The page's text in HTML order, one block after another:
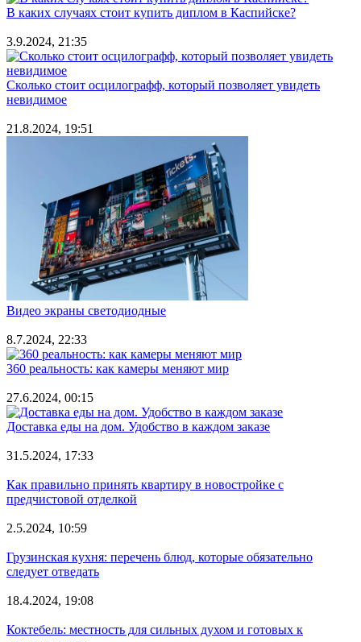
В каких случаях стоит купить диплом в Каспийске?
3.9.2024, 21:35
Сколько стоит осцилографф, который позволяет увидеть
невидимое
21.8.2024, 19:51
Видео экраны светодиодные
8.7.2024, 22:33
360 реальность: как камеры меняют мир
27.6.2024, 00:15
Доставка еды на дом. Удобство в каждом заказе
31.5.2024, 17:33
Как правильно принять квартиру в новостройке с
предчистовой отделкой
2.5.2024, 10:59
Грузинская кухня: перечень блюд, которые обязательно
следует отведать
18.4.2024, 19:08
Коктебель: местность для сильных духом и готовых к